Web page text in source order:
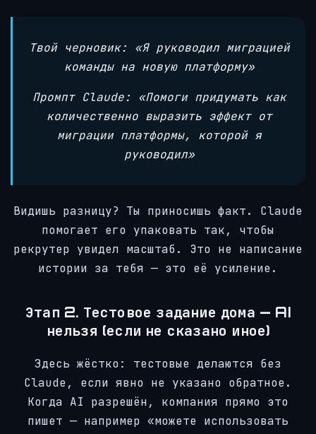
Твой черновик: «Я руководил миграцией
команды на новую платформу»
Промпт Claude: «Помоги придумать как
количественно выразить эффект от
миграции платформы, которой я
руководил»
Видишь разницу? Ты приносишь факт. Claude
помогает его упаковать так, чтобы
рекрутер увидел масштаб. Это не написание
истории за тебя — это её усиление.
Этап 2. Тестовое задание дома — AI
нельзя (если не сказано иное)
Здесь жёстко: тестовые делаются без
Claude, если явно не указано обратное.
Когда AI разрешён, компания прямо это
пишет — например «можете использовать